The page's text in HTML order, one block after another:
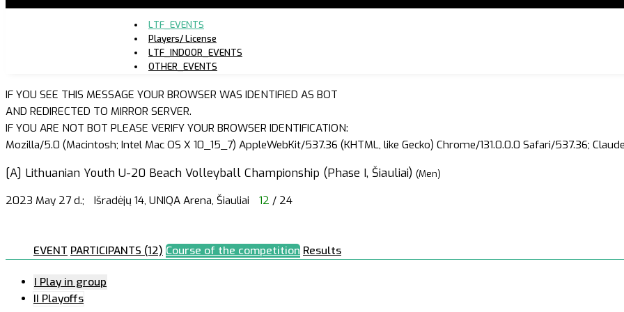
LTF_EVENTS
Players/ License
LTF_INDOOR_EVENTS
OTHER_EVENTS
IF YOU SEE THIS MESSAGE YOUR BROWSER WAS IDENTIFIED AS BOT
AND REDIRECTED TO MIRROR SERVER.
IF YOU ARE NOT BOT PLEASE VERIFY YOUR BROWSER IDENTIFICATION:
Mozilla/5.0 (Macintosh; Intel Mac OS X 10_15_7) AppleWebKit/537.36 (KHTML, like Gecko) Chrome/131.0.0.0 Safari/537.36;
[A] Lithuanian Youth U-20 Beach Volleyball Championship (Phase I, Šiauliai) (Men)
2023 May 27 d.; Išradėjų 14, UNIQA Arena, Šiauliai 12 / 24
EVENT PARTICIPANTS (12) Course of the competition Results
I Play in group
II Playoffs